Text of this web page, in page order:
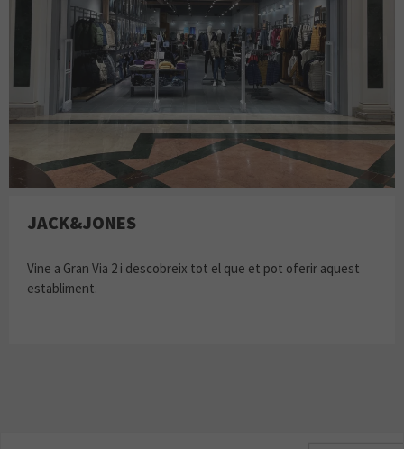
JACK&JONES
Vine a Gran Via 2 i descobreix tot el que et pot oferir aquest
establiment.